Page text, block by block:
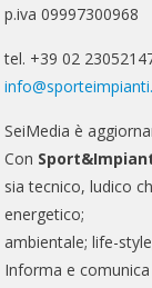
p.iva 09997300968
tel. +39 02
SeiMedia è
Con
sia tecnico, ludico
energetico;
ambientale; life-
Informa e